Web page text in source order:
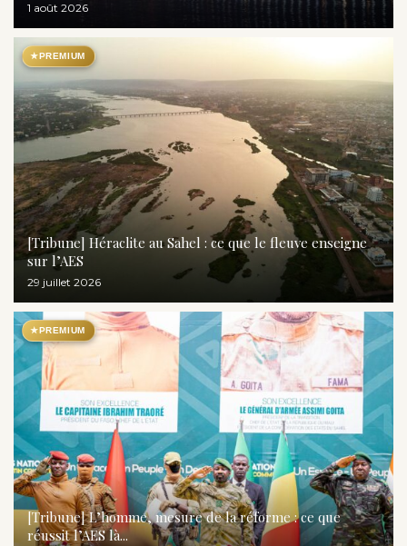
1 août 2026
★ PREMIUM
[Tribune] Héraclite au Sahel : ce que le fleuve enseigne
sur l’AES
29 juillet 2026
★ PREMIUM
[Tribune] L’homme, mesure de la réforme : ce que
réussit l’AES là...